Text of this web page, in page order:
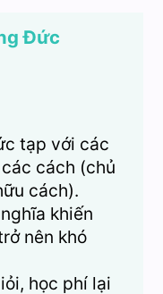
Đức
tạp với các
cách (chủ
cách).
khiến
nên khó
học phí lại